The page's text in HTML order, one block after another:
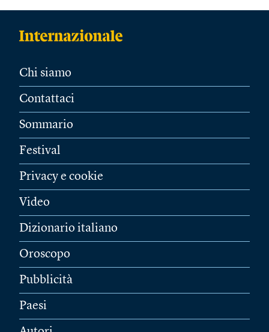
Chi siamo
Contattaci
Sommario
Festival
Privacy e cookie
Video
Dizionario italiano
Oroscopo
Pubblicità
Paesi